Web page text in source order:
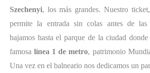
Szechenyi, los más grandes. Nuestro
permite la entrada sin colas antes de
bajamos hasta el parque de la ciudad
famosalínea 1 de metro, patrimonio
Una vez en el balneario nos dedicamos un